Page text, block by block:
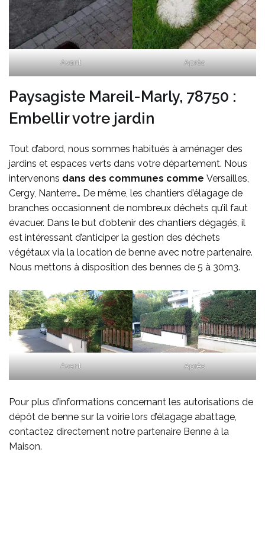
Avant Après
Paysagiste Mareil-Marly, 78750 :
Embellir votre jardin
Tout d’abord, nous sommes habitués à aménager des
jardins et espaces verts dans votre département. Nous
intervenons dans des communes comme Versailles,
Cergy, Nanterre… De même, les chantiers d’élagage de
branches occasionnent de nombreux déchets qu’il faut
évacuer. Dans le but d’obtenir des chantiers dégagés, il
est intéressant d’anticiper la gestion des déchets
végétaux via la location de benne avec notre partenaire.
Nous mettons à disposition des bennes de 5 à 30m3.
Avant Après
Pour plus d’informations concernant les autorisations de
dépôt de benne sur la voirie lors d’élagage abattage,
contactez directement notre partenaire Benne à la
Maison.